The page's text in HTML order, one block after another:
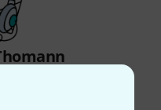
în limba
unul dintre